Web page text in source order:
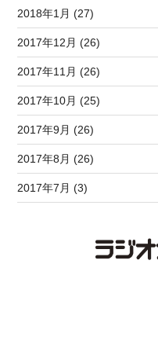
2018年1月 (27)
2017年12月 (26)
2017年11月 (26)
2017年10月 (25)
2017年9月 (26)
2017年8月 (26)
2017年7月 (3)